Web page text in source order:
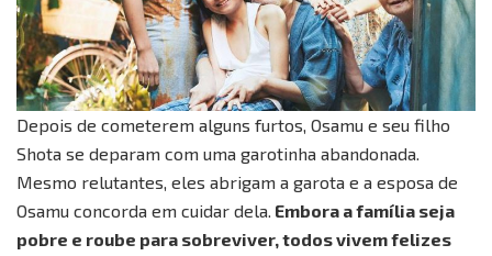
Depois de cometerem alguns furtos, Osamu e seu filho
Shota se deparam com uma garotinha abandonada.
Mesmo relutantes, eles abrigam a garota e a esposa de
Osamu concorda em cuidar dela. Embora a família seja
pobre e roube para sobreviver, todos vivem felizes